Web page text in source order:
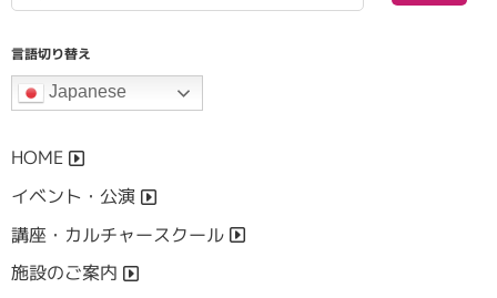
言語切り替え
Japanese
HOME
イベント・公演
講座・カルチャースクール
施設のご案内